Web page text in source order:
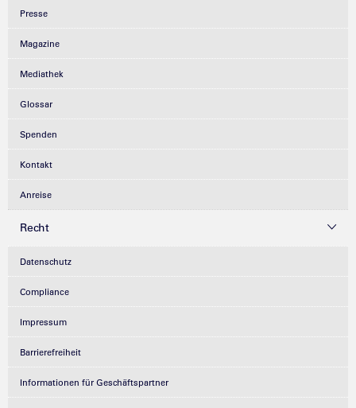
Presse
Magazine
Mediathek
Glossar
Spenden
Kontakt
Anreise
Recht
Datenschutz
Compliance
Impressum
Barrierefreiheit
Informationen für Geschäftspartner